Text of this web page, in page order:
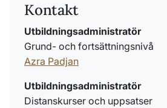
Kontakt
Utbildningsadministratör
Grund- och fortsättningsnivå
Azra Padjan
Utbildningsadministratör
Distanskurser och uppsatser